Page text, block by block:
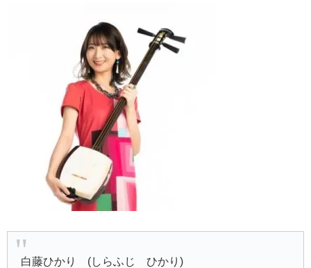
白藤ひかり (しらふじ ひかり)